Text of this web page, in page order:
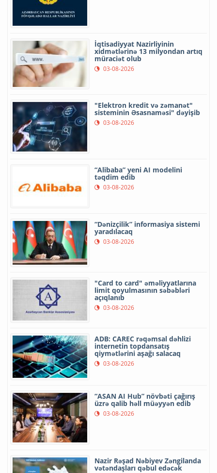
İqtisadiyyat Nazirliyinin
xidmətlərinə 13 milyondan artıq
müraciət olub
03-08-2026
"Elektron kredit və zəmanət"
sisteminin Əsasnaməsi" dəyişib
03-08-2026
“Alibaba” yeni AI modelini
təqdim edib
03-08-2026
“Dənizçilik” informasiya sistemi
yaradılacaq
03-08-2026
"Card to card" əməliyyatlarına
limit qoyulmasının səbəbləri
açıqlanıb
03-08-2026
ADB: CAREC rəqəmsal dəhlizi
internetin topdansatış
qiymətlərini aşağı salacaq
03-08-2026
“ASAN AI Hub” növbəti çağırış
üzrə qalib həll müəyyən edib
03-08-2026
Nazir Rəşad Nəbiyev Zəngilanda
vətəndaşları qəbul edəcək